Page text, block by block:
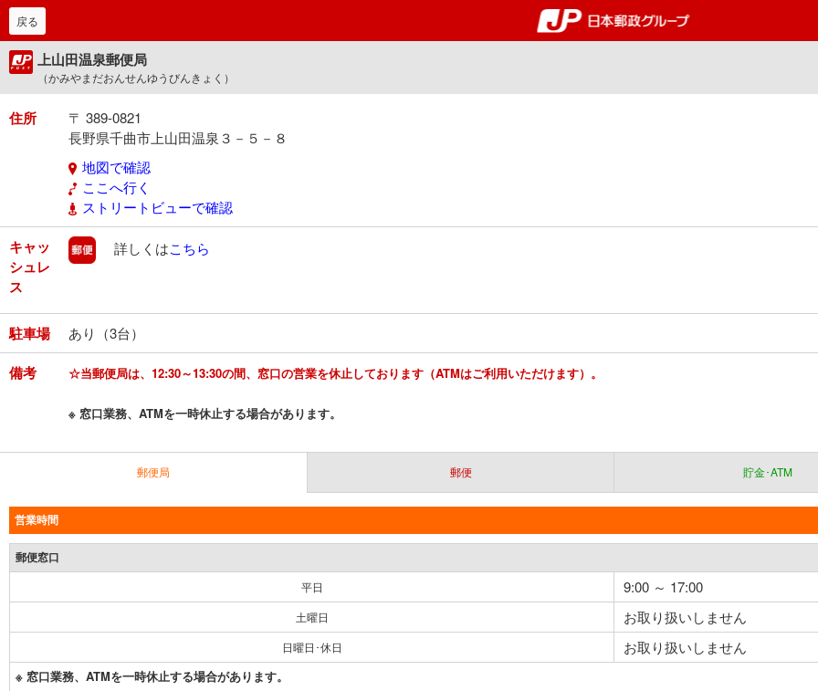
郵便局・日本郵政グルー
戻る
上山田温泉郵便局
（かみやまだおんせんゆうびんきょく）
住所
〒 389-0821
長野県千曲市上山田温泉３－５－８
地図で確認
ここへ行く
ストリートビューで確認
キャッ
シュレ
ス
郵便
詳しくはこちら
駐車場 あり（3台）
備考 ☆当郵便局は、12:30～13:30の間、窓口の営業を休止しております（ATMはご利用いただけます）。
※ 窓口業務、ATMを一時休止する場合があります。
郵便局 郵便 貯金･ATM
営業時間
郵便窓口
平日 9:00 ～ 17:00
土曜日 お取り扱いしません
日曜日･休日 お取り扱いしません
※ 窓口業務、ATMを一時休止する場合があります。